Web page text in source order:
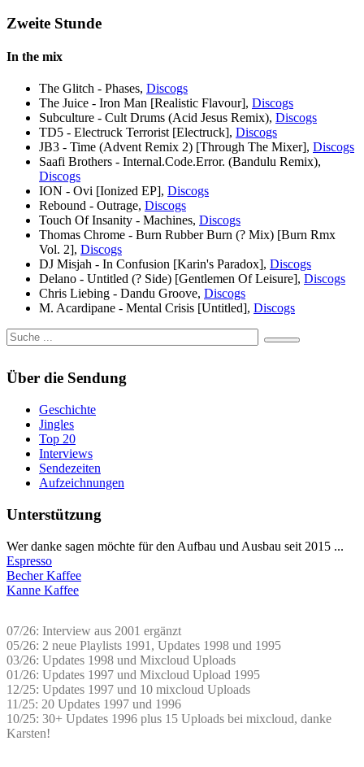
Zweite Stunde
In the mix
The Glitch - Phases, Discogs
The Juice - Iron Man [Realistic Flavour], Discogs
Subculture - Cult Drums (Acid Jesus Remix), Discogs
TD5 - Electruck Terrorist [Electruck], Discogs
JB3 - Time (Advent Remix 2) [Through The Mixer], Discogs
Saafi Brothers - Internal.Code.Error. (Bandulu Remix),
Discogs
ION - Ovi [Ionized EP], Discogs
Rebound - Outrage, Discogs
Touch Of Insanity - Machines, Discogs
Thomas Chrome - Burn Rubber Burn (? Mix) [Burn Rmx
Vol. 2], Discogs
DJ Misjah - In Confusion [Karin's Paradox], Discogs
Delano - Untitled (? Side) [Gentlemen Of Leisure], Discogs
Chris Liebing - Dandu Groove, Discogs
M. Acardipane - Mental Crisis [Untitled], Discogs
Über die Sendung
Geschichte
Jingles
Top 20
Interviews
Sendezeiten
Aufzeichnungen
Unterstützung
Wer danke sagen möchte für den Aufbau und Ausbau seit 2015 ...
Espresso
Becher Kaffee
Kanne Kaffee
07/26: Interview aus 2001 ergänzt
05/26: 2 neue Playlists 1991, Updates 1998 und 1995
03/26: Updates 1998 und Mixcloud Uploads
01/26: Updates 1997 und Mixcloud Upload 1995
12/25: Updates 1997 und 10 mixcloud Uploads
11/25: 20 Updates 1997 und 1996
10/25: 30+ Updates 1996 plus 15 Uploads bei mixcloud, danke
Karsten!